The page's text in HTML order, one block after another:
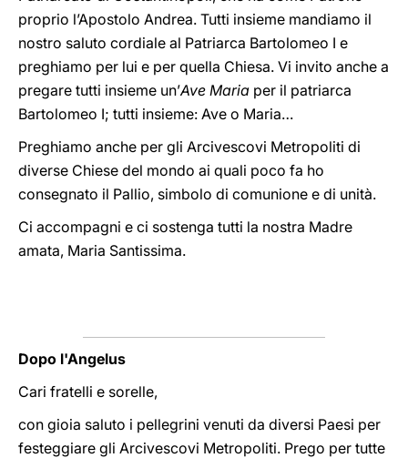
proprio l’Apostolo Andrea. Tutti insieme mandiamo il
nostro saluto cordiale al Patriarca Bartolomeo I e
preghiamo per lui e per quella Chiesa. Vi invito anche a
pregare tutti insieme un’Ave Maria per il patriarca
Bartolomeo I; tutti insieme: Ave o Maria…
Preghiamo anche per gli Arcivescovi Metropoliti di
diverse Chiese del mondo ai quali poco fa ho
consegnato il Pallio, simbolo di comunione e di unità.
Ci accompagni e ci sostenga tutti la nostra Madre
amata, Maria Santissima.
Dopo l'Angelus
Cari fratelli e sorelle,
con gioia saluto i pellegrini venuti da diversi Paesi per
festeggiare gli Arcivescovi Metropoliti. Prego per tutte